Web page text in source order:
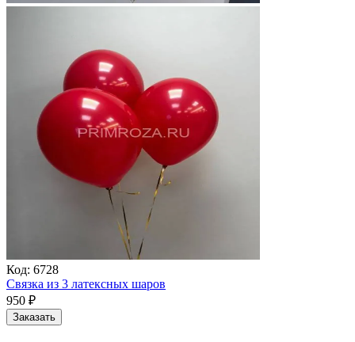
Код: 6728
Связка из 3 латексных шаров
950 ₽
Заказать